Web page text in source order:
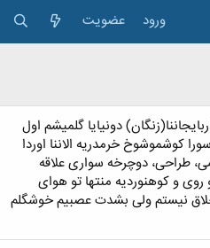
ورود عضویت
دونیایا گلمیشم اول
کوشموشوخ خرمدریه الاننا اوردا
طراحی، دوچرخه سواری علاقه
و کوهنوردیه منتها تو هوای
نیستم ولی بشدت عصبیم خوشگلم